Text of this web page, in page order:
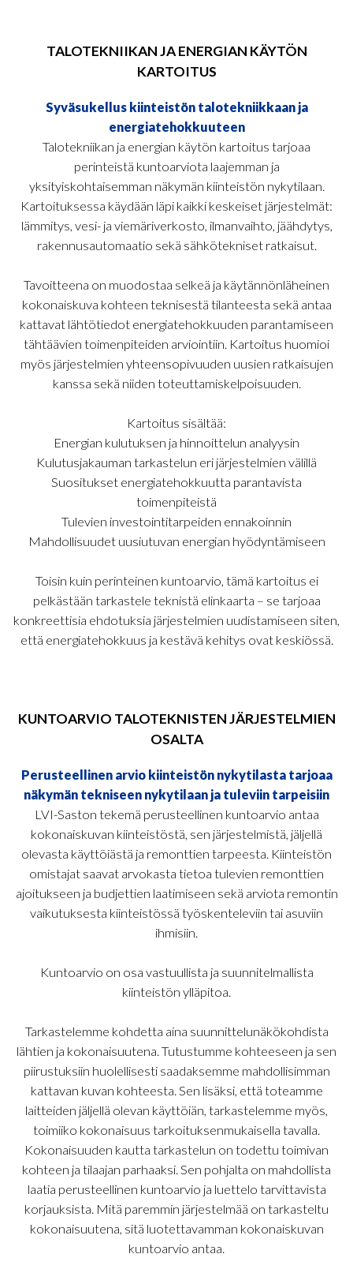
TALOTEKNIIKAN JA ENERGIAN KÄYTÖN
KARTOITUS
Syväsukellus kiinteistön talotekniikkaan ja
energiatehokkuuteen
Talotekniikan ja energian käytön kartoitus tarjoaa
perinteistä kuntoarviota laajemman ja
yksityiskohtaisemman näkymän kiinteistön nykytilaan.
Kartoituksessa käydään läpi kaikki keskeiset järjestelmät:
lämmitys, vesi- ja viemäriverkosto, ilmanvaihto, jäähdytys,
rakennusautomaatio sekä sähkötekniset ratkaisut.
Tavoitteena on muodostaa selkeä ja käytännönläheinen
kokonaiskuva kohteen teknisestä tilanteesta sekä antaa
kattavat lähtötiedot energiatehokkuuden parantamiseen
tähtäävien toimenpiteiden arviointiin. Kartoitus huomioi
myös järjestelmien yhteensopivuuden uusien ratkaisujen
kanssa sekä niiden toteuttamiskelpoisuuden.
Kartoitus sisältää:
Energian kulutuksen ja hinnoittelun analyysin
Kulutusjakauman tarkastelun eri järjestelmien välillä
Suositukset energiatehokkuutta parantavista
toimenpiteistä
Tulevien investointitarpeiden ennakoinnin
Mahdollisuudet uusiutuvan energian hyödyntämiseen
Toisin kuin perinteinen kuntoarvio, tämä kartoitus ei
pelkästään tarkastele teknistä elinkaarta – se tarjoaa
konkreettisia ehdotuksia järjestelmien uudistamiseen siten,
että energiatehokkuus ja kestävä kehitys ovat keskiössä.
KUNTOARVIO TALOTEKNISTEN JÄRJESTELMIEN
OSALTA
Perusteellinen arvio kiinteistön nykytilasta tarjoaa
näkymän tekniseen nykytilaan ja tuleviin tarpeisiin
LVI-Saston tekemä perusteellinen kuntoarvio antaa
kokonaiskuvan kiinteistöstä, sen järjestelmistä, jäljellä
olevasta käyttöiästä ja remonttien tarpeesta. Kiinteistön
omistajat saavat arvokasta tietoa tulevien remonttien
ajoitukseen ja budjettien laatimiseen sekä arviota remontin
vaikutuksesta kiinteistössä työskenteleviin tai asuviin
ihmisiin.
Kuntoarvio on osa vastuullista ja suunnitelmallista
kiinteistön ylläpitoa.
Tarkastelemme kohdetta aina suunnittelunäkökohdista
lähtien ja kokonaisuutena. Tutustumme kohteeseen ja sen
piirustuksiin huolellisesti saadaksemme mahdollisimman
kattavan kuvan kohteesta. Sen lisäksi, että toteamme
laitteiden jäljellä olevan käyttöiän, tarkastelemme myös,
toimiiko kokonaisuus tarkoituksenmukaisella tavalla.
Kokonaisuuden kautta tarkastelun on todettu toimivan
kohteen ja tilaajan parhaaksi. Sen pohjalta on mahdollista
laatia perusteellinen kuntoarvio ja luettelo tarvittavista
korjauksista. Mitä paremmin järjestelmää on tarkasteltu
kokonaisuutena, sitä luotettavamman kokonaiskuvan
kuntoarvio antaa.